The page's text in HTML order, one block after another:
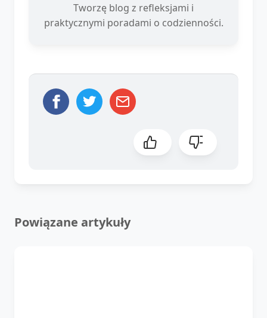
Tworzę blog z refleksjami i
praktycznymi poradami o codzienności.
Powiązane artykuły